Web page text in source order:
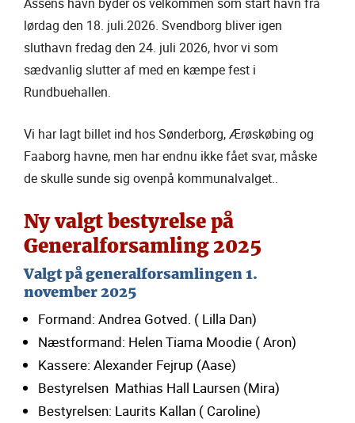
lørdag den 18. juli.2026. Svendborg bliver igen
sluthavn fredag den 24. juli 2026, hvor vi som
sædvanlig slutter af med en kæmpe fest i
Rundbuehallen.
Vi har lagt billet ind hos Sønderborg, Ærøskøbing og
Faaborg havne, men har endnu ikke fået svar, måske
de skulle sunde sig ovenpå kommunalvalget..
Ny valgt bestyrelse på
Generalforsamling 2025
Valgt på generalforsamlingen 1.
november 2025
Formand: Andrea Gotved. ( Lilla Dan)
Næstformand: Helen Tiama Moodie ( Aron)
Kassere: Alexander Fejrup (Aase)
Bestyrelsen Mathias Hall Laursen (Mira)
Bestyrelsen: Laurits Kallan ( Caroline)